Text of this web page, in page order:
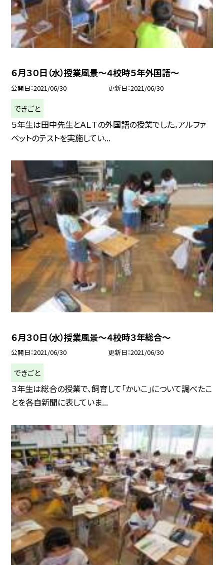
６月３０日（水）授業風景〜４校時５年外国語〜
公開日 2021/06/30 更新日 2021/06/30
できごと
５年生は田中先生とＡＬＴの外国語の授業でした。アルファ
ベットのテストを実施してい...
６月３０日（水）授業風景〜４校時３年総合〜
公開日 2021/06/30 更新日 2021/06/30
できごと
３年生は総合の授業で、飼育して「かいこ」について調べたこ
とを各自新聞に表していま...